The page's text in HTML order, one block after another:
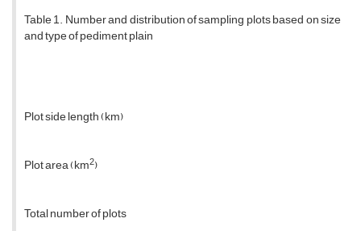
Table 1. Number and distribution of sampling plots based on size
and type of pediment plain
Plot side length (km)
Plot area (km2)
Total number of plots